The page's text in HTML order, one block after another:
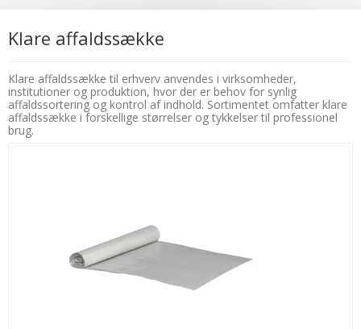
Klare affaldssække
Klare affaldssække til erhverv anvendes i virksomheder,
institutioner og produktion, hvor der er behov for synlig
affaldssortering og kontrol af indhold. Sortimentet omfatter klare
affaldssække i forskellige størrelser og tykkelser til professionel
brug.